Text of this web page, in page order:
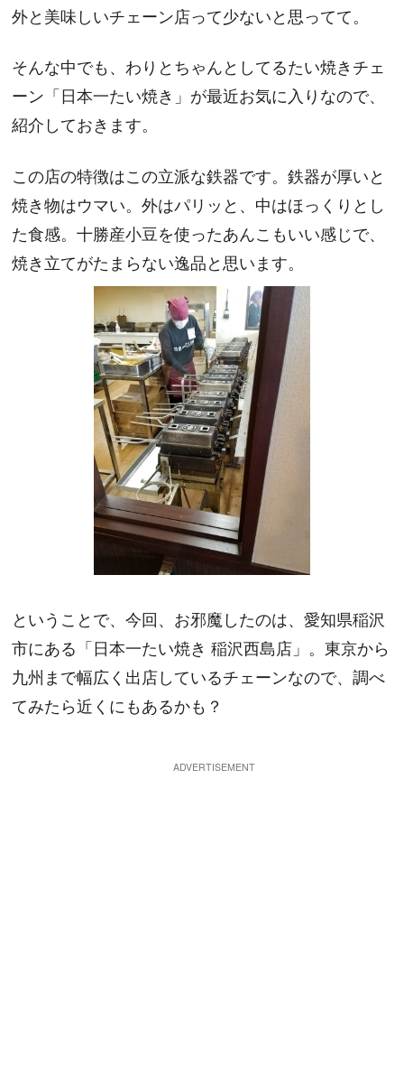
外と美味しいチェーン店って少ないと思ってて。
そんな中でも、わりとちゃんとしてるたい焼きチェ
ーン「日本一たい焼き」が最近お気に入りなので、
紹介しておきます。
この店の特徴はこの立派な鉄器です。鉄器が厚いと
焼き物はウマい。外はパリッと、中はほっくりとし
た食感。十勝産小豆を使ったあんこもいい感じで、
焼き立てがたまらない逸品と思います。
ということで、今回、お邪魔したのは、愛知県稲沢
市にある「日本一たい焼き 稲沢西島店」。東京から
九州まで幅広く出店しているチェーンなので、調べ
てみたら近くにもあるかも？